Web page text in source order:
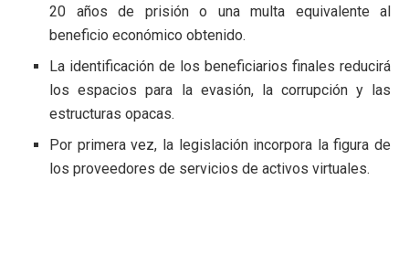
20 años de prisión o una multa equivalente al
beneficio económico obtenido.
La identificación de los beneficiarios finales reducirá
los espacios para la evasión, la corrupción y las
estructuras opacas.
Por primera vez, la legislación incorpora la figura de
los proveedores de servicios de activos virtuales.